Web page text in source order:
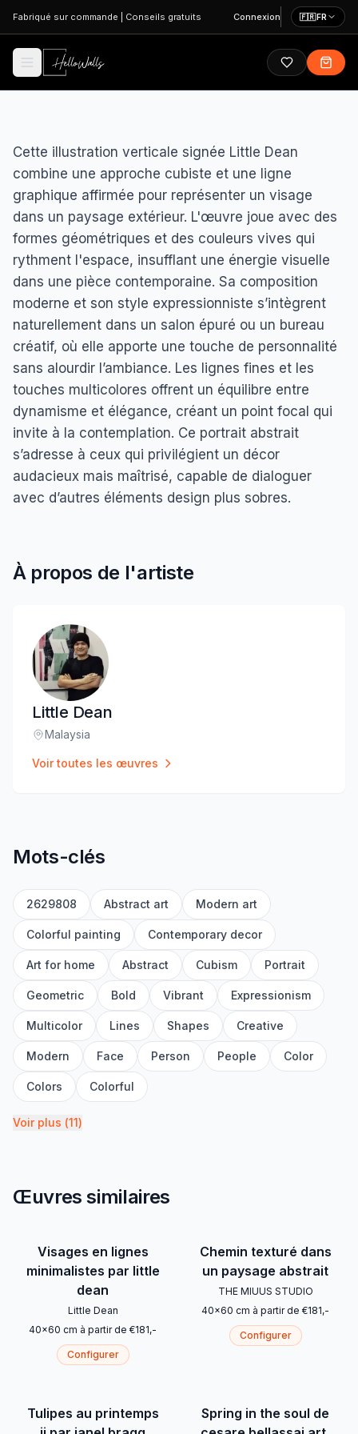
Aller au contenu principal
Fabriqué sur commande Conseils gratuits Connexion 🇫🇷FR
Cette illustration verticale signée Little Dean
combine une approche cubiste et une ligne
graphique affirmée pour représenter un visage
dans un paysage extérieur. L'œuvre joue avec des
formes géométriques et des couleurs vives qui
rythment l'espace, insufflant une énergie visuelle
dans une pièce contemporaine. Sa composition
moderne et son style expressionniste s’intègrent
naturellement dans un salon épuré ou un bureau
créatif, où elle apporte une touche de personnalité
sans alourdir l’ambiance. Les lignes fines et les
touches multicolores offrent un équilibre entre
dynamisme et élégance, créant un point focal qui
invite à la contemplation. Ce portrait abstrait
s’adresse à ceux qui privilégient un décor
audacieux mais maîtrisé, capable de dialoguer
avec d’autres éléments design plus sobres.
À propos de l'artiste
Little Dean
Lieu:
Malaysia
Voir toutes les œuvres
Mots-clés
2629808 Abstract art Modern art
Colorful painting Contemporary decor
Art for home Abstract Cubism Portrait
Geometric Bold Vibrant Expressionism
Multicolor Lines Shapes Creative
Modern Face Person People Color
Colors Colorful
Voir plus (11)
Œuvres similaires
Visages en lignes
minimalistes par little
dean
Little Dean
40x60 cm à partir de €181,-
Configurer
Chemin texturé dans
un paysage abstrait
THE MIUUS STUDIO
40x60 cm à partir de €181,-
Configurer
Tulipes au printemps
Spring in the soul de